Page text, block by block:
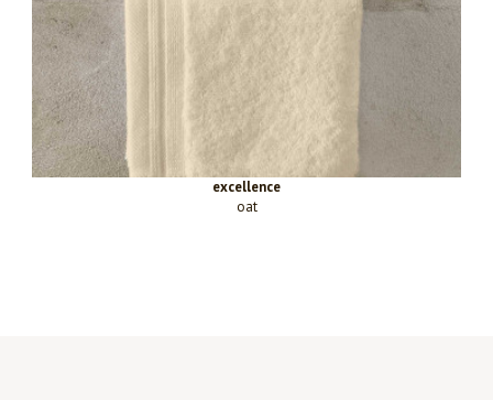
excellence
oat